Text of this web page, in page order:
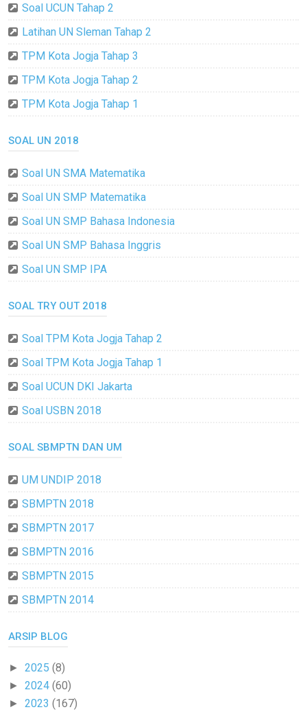
Soal UCUN Tahap 2
Latihan UN Sleman Tahap 2
TPM Kota Jogja Tahap 3
TPM Kota Jogja Tahap 2
TPM Kota Jogja Tahap 1
SOAL UN 2018
Soal UN SMA Matematika
Soal UN SMP Matematika
Soal UN SMP Bahasa Indonesia
Soal UN SMP Bahasa Inggris
Soal UN SMP IPA
SOAL TRY OUT 2018
Soal TPM Kota Jogja Tahap 2
Soal TPM Kota Jogja Tahap 1
Soal UCUN DKI Jakarta
Soal USBN 2018
SOAL SBMPTN DAN UM
UM UNDIP 2018
SBMPTN 2018
SBMPTN 2017
SBMPTN 2016
SBMPTN 2015
SBMPTN 2014
ARSIP BLOG
► 2025 (8)
► 2024 (60)
► 2023 (167)